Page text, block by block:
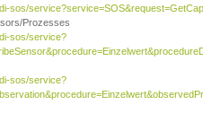
sos/
Prozesses
sos/service?
sos/service?